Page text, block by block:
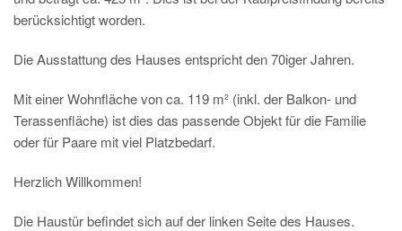
berücksichtigt worden.
Die Ausstattung des Hauses entspricht den 70iger Jahren.
Mit einer Wohnfläche von ca. 119 m² (inkl. der Balkon- und
Terassenfläche) ist dies das passende Objekt für die Familie
oder für Paare mit viel Platzbedarf.
Herzlich Willkommen!
Die Haustür befindet sich auf der linken Seite des Hauses.